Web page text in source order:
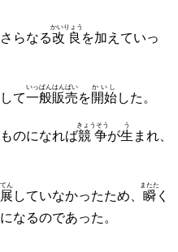
らなる改良
かいりょう
を加えていっ
て一般
いっぱん
販売
はんばい
を開始
かいし
した。
のになれば競争
きょうそう
が生
う
まれ、
ん
していなかったため、 瞬
またた
く
なるのであった。